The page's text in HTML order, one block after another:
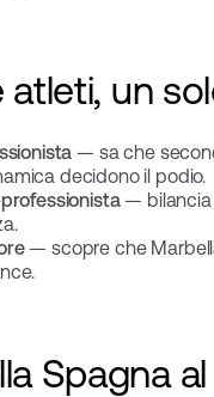
atleti, un
— sa che
decidono il podio.
— bilancia
— scopre che
Spagna